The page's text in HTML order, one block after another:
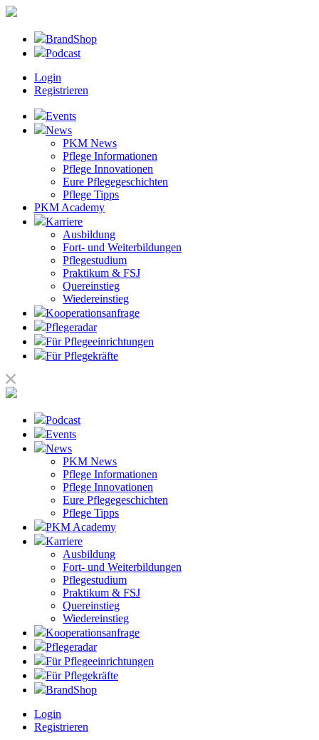
BrandShop
Podcast
Login
Registrieren
Events
News
PKM News
Pflege Informationen
Pflege Innovationen
Eure Pflegegeschichten
Pflege Tipps
PKM Academy
Karriere
Ausbildung
Fort- und Weiterbildungen
Pflegestudium
Praktikum & FSJ
Quereinstieg
Wiedereinstieg
Kooperationsanfrage
Pflegeradar
Für Pflegeeinrichtungen
Für Pflegekräfte
Podcast
Events
News
PKM News
Pflege Informationen
Pflege Innovationen
Eure Pflegegeschichten
Pflege Tipps
PKM Academy
Karriere
Ausbildung
Fort- und Weiterbildungen
Pflegestudium
Praktikum & FSJ
Quereinstieg
Wiedereinstieg
Kooperationsanfrage
Pflegeradar
Für Pflegeeinrichtungen
Für Pflegekräfte
BrandShop
Login
Registrieren